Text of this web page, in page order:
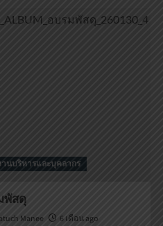
านบริหารและบุคลากร
พัสดุ
Manee 6 เดือน ago